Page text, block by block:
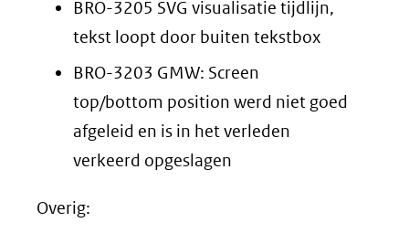
BRO-3205 SVG visualisatie tijdlijn,
tekst loopt door buiten tekstbox
BRO-3203 GMW: Screen
top/bottom position werd niet goed
afgeleid en is in het verleden
verkeerd opgeslagen
Overig: